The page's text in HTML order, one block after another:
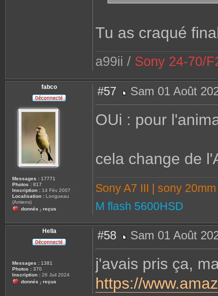
Tu as craqué
a99ii / Sony 24-70/
fabco
Messages : 17771
Photos : 817
Inscription : 14 Fév 2007
Localisation : Longueau
(Amiens)
donnés / reçus
#57
e
Sam 01 Août
OUi : pour
cela change de
Sony A7 III | sony
M flash 5600HSD
Hella
Messages : 1381
Photos : 370
Inscription : 26 Juil 2024
donnés / reçus
#58
e
s
Sam 01 Août
j'avais pris ça,
https://